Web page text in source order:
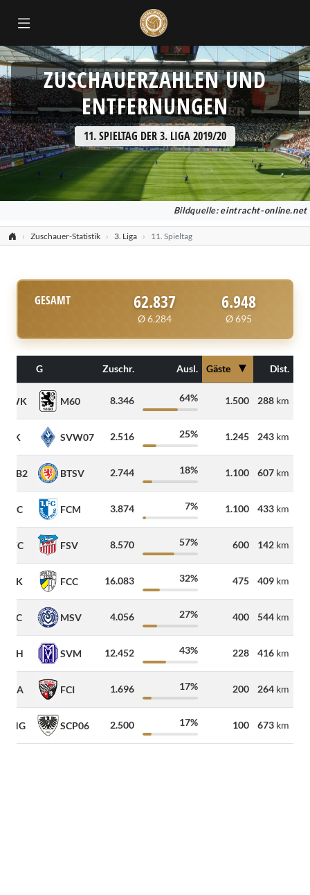
ZUSCHAUERZAHLEN UND
ENTFERNUNGEN
11. SPIELTAG DER 3. LIGA 2019/20
Bildquelle: eintracht-online.net
Zuschauer-Statistik 3. Liga 11. Spieltag
GESAMT 62.837
Ø 6.284
6.948
Ø 695
G Zuschr. Ausl. Gäste ▼ Dist.
FWK M60 8.346 64% 1.500 288 km
VIK SVW07 2.516 25% 1.245 243 km
FCB2 BTSV 2.744 18% 1.100 607 km
KFC FCM 3.874 7% 1.100 433 km
HFC FSV 8.570 57% 600 142 km
FCK FCC 16.083 32% 475 409 km
CFC MSV 4.056 27% 400 544 km
FCH SVM 12.452 43% 228 416 km
SGA FCI 1.696 17% 200 264 km
UHG SCP06 2.500 17% 100 673 km